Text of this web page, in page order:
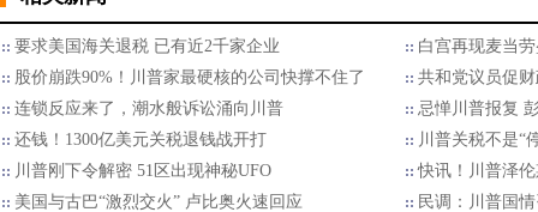
要求美国海关退税 已有近2千家企业
白宫再现麦当
股价崩跌90%！川普家最硬核的公司快撑不住了
共和党议员促
连锁反应来了，潮水般诉讼涌向川普
忌惮川普报复
还钱！1300亿美元关税退钱战开打
川普关税不是“
川普刚下令解密 51区出现神秘UFO
快讯！川普泽
美国与古巴“激烈交火” 卢比奥火速回应
民调：川普国